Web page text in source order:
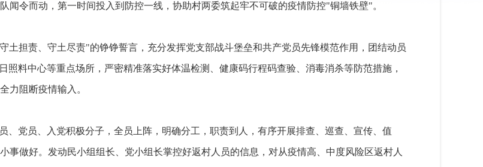
闻令而动，第一时间投入到防控一线，协助村两委筑起牢不可破的疫情防控"铜墙铁壁"。
土担责、守土尽责"的铮铮誓言，充分发挥党支部战斗堡垒和共产党员先锋模范作用，团结动员
料中心等重点场所，严密精准落实好体温检测、健康码行程码查验、消毒消杀等防范措施，
力阻断疫情输入。
党员、入党积极分子，全员上阵，明确分工，职责到人，有序开展排查、巡查、宣传、值
事做好。发动民小组组长、党小组长掌控好返村人员的信息，对从疫情高、中度风险区返村人